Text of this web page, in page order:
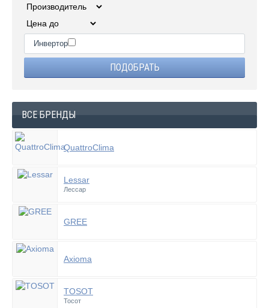
Инвертор
ВСЕ БРЕНДЫ
QuattroClima
Lessar
Лессар
GREE
Axioma
TOSOT
Тосот